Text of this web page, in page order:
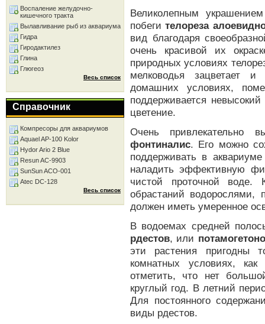
Великолепным
побегителореза
вид благодаря
очень красивой их
природных условиях
мелководья зацветает
домашних условиях,
поддерживается
цветение.
Очень привлекательно
фонтиналис. Его можно
поддерживать в
наладить эффективную
чистой проточной воде.
обрастаний водорослями,
должен иметь умеренное
В водоемах средней
рдестов, или
эти растения пригодны
комнатных условиях,
отметить, что нет
круглый год. В летний
Для постоянного
виды рдестов.
Воспаление желудочно-
кишечного тракта
Вылавливание рыб из аквариума
Гидра
Гиродактилез
Глина
Глюгеоз
Весь список
Справочник
Компресоры для аквариумов
Aquael AP-100 Kolor
Hydor Ario 2 Blue
Resun AC-9903
SunSun ACO-001
Atec DC-128
Весь список